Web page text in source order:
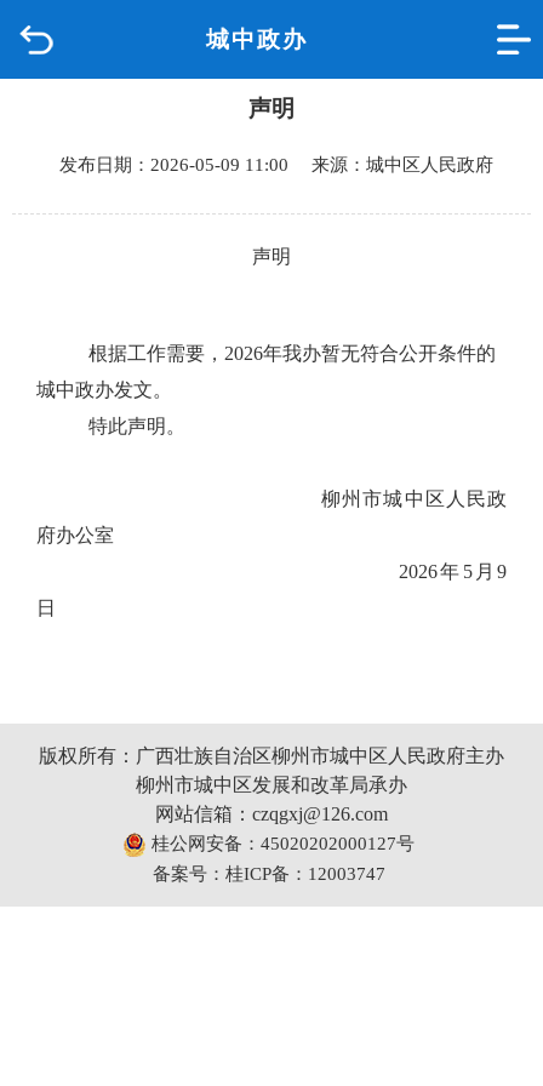
城中政办
新闻中心
互动回应
声明
发布日期：2026-05-09 11:00 来源：城中区人民政府
声明
根据工作需要， 2026年我办暂无符合公开条件的
城中政办发文。
特此声明。
柳州市城中区人民政
府办公室
2026年 5月 9
日
版权所有：广西壮族自治区柳州市城中区人民政府主办
柳州市城中区发展和改革局承办
网站信箱：czqgxj@126.com
桂公网安备：45020202000127号
备案号：桂ICP备：12003747